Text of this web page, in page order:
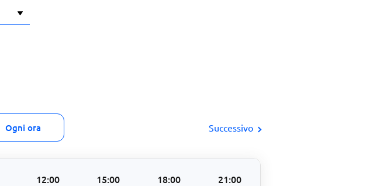
Ogni ora Successivo
12:00 15:00 18:00 21:00